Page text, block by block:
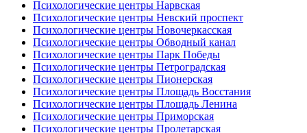
Психологические центры Нарвская
Психологические центры Невский проспект
Психологические центры Новочеркасская
Психологические центры Обводный канал
Психологические центры Парк Победы
Психологические центры Петроградская
Психологические центры Пионерская
Психологические центры Площадь Восстания
Психологические центры Площадь Ленина
Психологические центры Приморская
Психологические центры Пролетарская